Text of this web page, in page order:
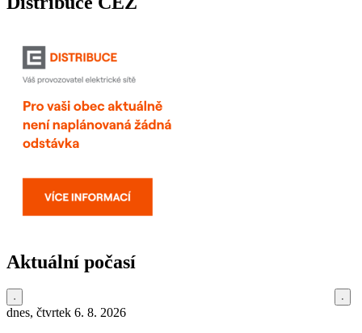
Aktuální počasí
dnes, čtvrtek 6. 8. 2026